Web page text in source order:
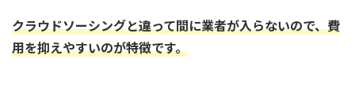
クラウドソーシングと違って間に業者が入らないので、費
用を抑えやすいのが特徴です。